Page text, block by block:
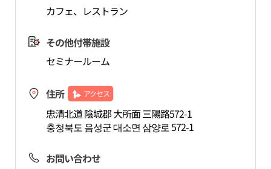
カフェ、レストラン
その他付帯施設
セミナールーム
住所 アクセス
忠清北道 陰城郡 大所面 三陽路572-1
충청북도 음성군 대소면 삼양로 572-1
お問い合わせ